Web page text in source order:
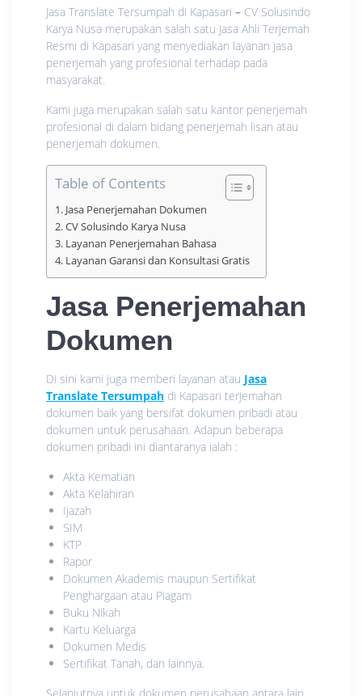
Jasa Translate Tersumpah di Kapasari – CV Solusindo
Karya Nusa merupakan salah satu Jasa Ahli Terjemah
Resmi di Kapasari yang menyediakan layanan jasa
penerjemah yang profesional terhadap pada
masyarakat.
Kami juga merupakan salah satu kantor penerjemah
profesional di dalam bidang penerjemah lisan atau
penerjemah dokumen.
Table of Contents
Jasa Penerjemahan Dokumen
CV Solusindo Karya Nusa
Layanan Penerjemahan Bahasa
Layanan Garansi dan Konsultasi Gratis
Jasa Penerjemahan
Dokumen
Di sini kami juga memberi layanan atau Jasa
Translate Tersumpah di Kapasari terjemahan
dokumen baik yang bersifat dokumen pribadi atau
dokumen untuk perusahaan. Adapun beberapa
dokumen pribadi ini diantaranya ialah :
Akta Kematian
Akta Kelahiran
Ijazah
SIM
KTP
Rapor
Dokumen Akademis maupun Sertifikat
Penghargaan atau Piagam
Buku Nikah
Kartu Keluarga
Dokumen Medis
Sertifikat Tanah, dan lainnya.